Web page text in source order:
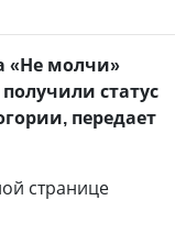
«Не молчи»
статус
передает
странице